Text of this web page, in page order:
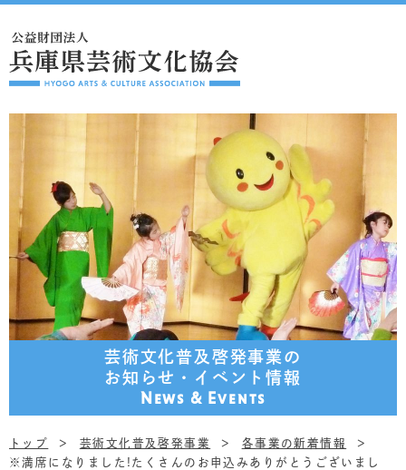
芸術文化普及啓発事業の
お知らせ・イベント情報
News & Events
トップ 芸術文化普及啓発事業
各事業の新着情報
※満席になりました!たくさんのお申込みありがとうございまし